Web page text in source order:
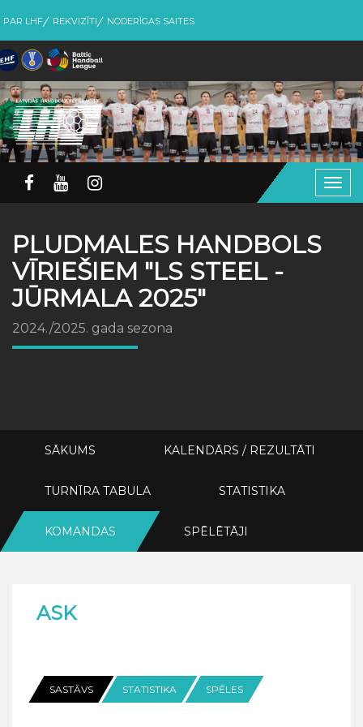
PAR LHF REKVIZĪTI NODERĪGAS SAITES
PLUDMALES HANDBOLS
VĪRIEŠIEM "LS STEEL -
JŪRMALA 2025"
2024./2025. gada sezona
SĀKUMS KALENDĀRS / REZULTĀTI
TURNĪRA TABULA STATISTIKA
KOMANDAS SPĒLĒTĀJI
ASK
SASTĀVS STATISTIKA SPĒLES